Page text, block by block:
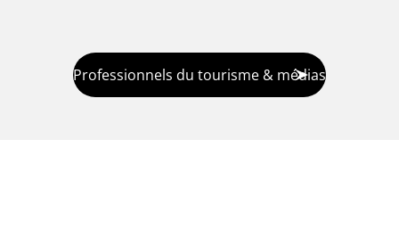
Professionnels du tourisme & médias